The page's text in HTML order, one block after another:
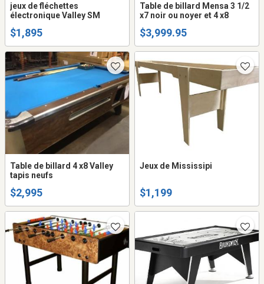
jeux de fléchettes
électronique Valley SM
$1,895
Table de billard Mensa 3 1/2
x7 noir ou noyer et 4 x8
$3,999.95
Table de billard 4 x8 Valley
tapis neufs
$2,995
Jeux de Mississipi
$1,199